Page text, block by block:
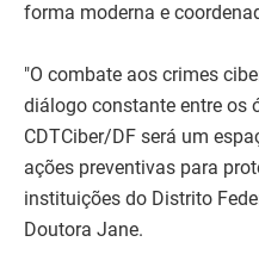
forma moderna e
"O combate aos crimes
diálogo constante entre os
CDTCiber/DF será um
ações preventivas para
instituições do Distrito
Doutora Jane.